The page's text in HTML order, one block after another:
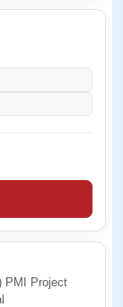
PMI Project